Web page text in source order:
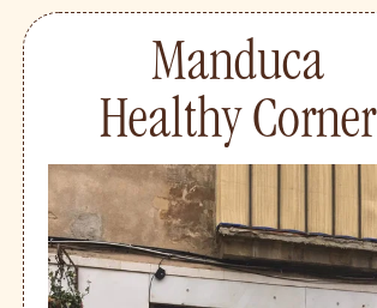
Manduca
Healthy Corner